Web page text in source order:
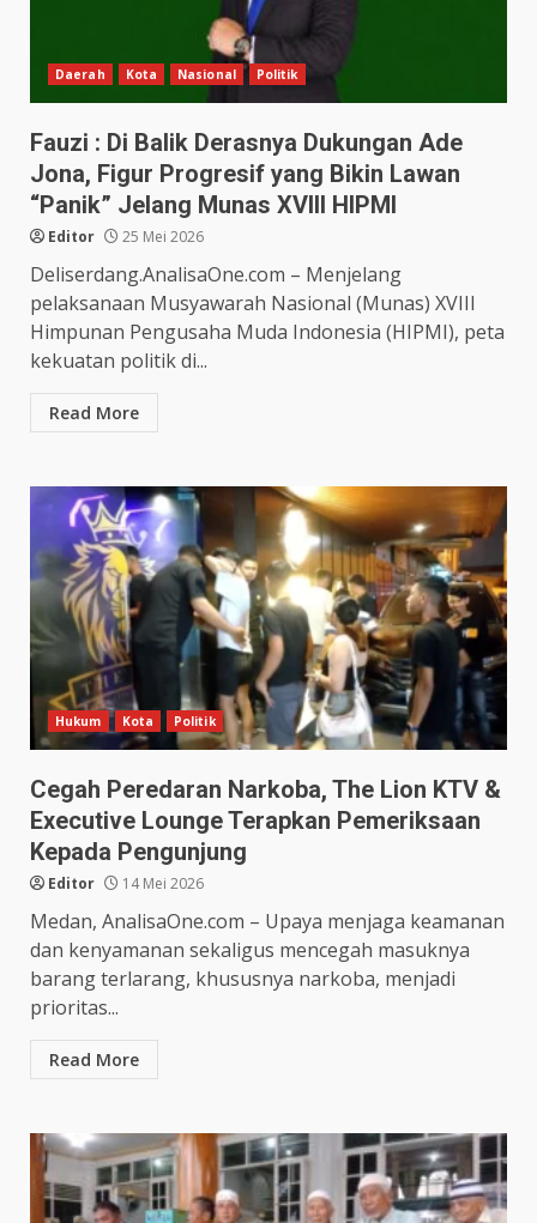
Daerah Kota Nasional Politik
Fauzi : Di Balik Derasnya Dukungan Ade
Jona, Figur Progresif yang Bikin Lawan
“Panik” Jelang Munas XVIII HIPMI
Editor 25 Mei 2026
Deliserdang.AnalisaOne.com – Menjelang
pelaksanaan Musyawarah Nasional (Munas) XVIII
Himpunan Pengusaha Muda Indonesia (HIPMI), peta
kekuatan politik di...
Read More
Hukum Kota Politik
Cegah Peredaran Narkoba, The Lion KTV &
Executive Lounge Terapkan Pemeriksaan
Kepada Pengunjung
Editor 14 Mei 2026
Medan, AnalisaOne.com – Upaya menjaga keamanan
dan kenyamanan sekaligus mencegah masuknya
barang terlarang, khususnya narkoba, menjadi
prioritas...
Read More